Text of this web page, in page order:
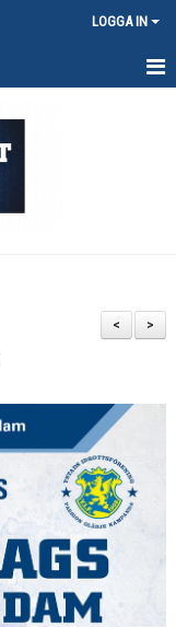
LOGGA IN
>
<